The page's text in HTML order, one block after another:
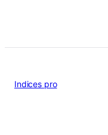
Indices pro